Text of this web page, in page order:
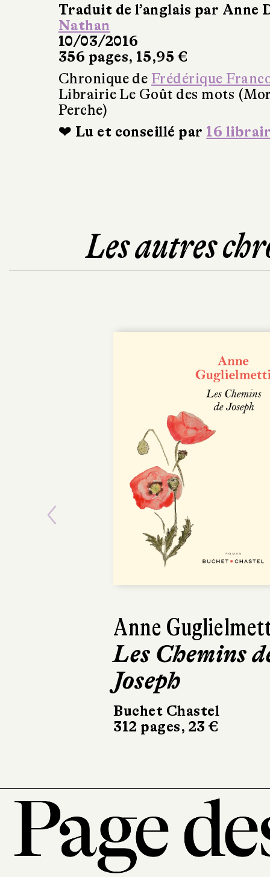
Traduit de l’anglais par Anne
Nathan
10/03/2016
356 pages, 15,95 €
Chronique de Frédérique
Librairie Le Goût des mots
Perche)
❤ Lu et conseillé par 16
Les autres
Paul Thurin
Le Livre de
Joan
Le Livre de Poche
336 pages, 8,90 €
Previous